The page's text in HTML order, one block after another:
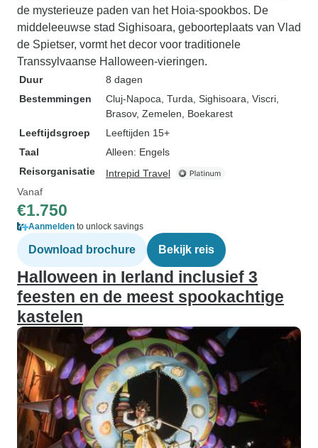
de mysterieuze paden van het Hoia-spookbos. De
middeleeuwse stad Sighisoara, geboorteplaats van Vlad
de Spietser, vormt het decor voor traditionele
Transsylvaanse Halloween-vieringen.
Duur
8 dagen
Bestemmingen
Cluj-Napoca , Turda , Sighisoara , Viscri
Brasov, Zemelen , Boekarest
Leeftijdsgroep
Leeftijden 15+
Taal
Alleen: Engels
Reisorganisatie
Intrepid Travel
Vanaf
€1.750
Aanmelden to unlock savings
Download brochure Bekijk reis
Halloween in Ierland inclusief 3
feesten en de meest spookachtige
kastelen